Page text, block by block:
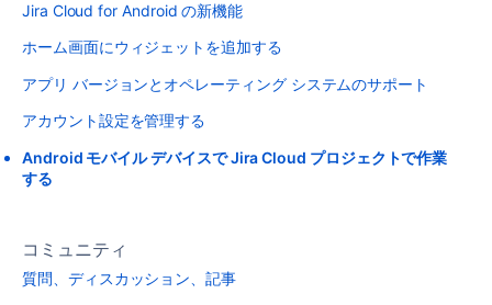
Jira Cloud for Android の新機能
ホーム画面にウィジェットを追加する
アプリ バージョンとオペレーティング システムのサポート
アカウント設定を管理する
Android モバイル デバイスで Jira Cloud プロジェクトで作業
する
コミュニティ
質問、ディスカッション、記事